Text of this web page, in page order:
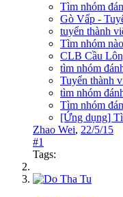
Tìm nhóm
Gò Vấp -
tuyển thành
Tìm nhóm
CLB Cầu
tìm nhóm
Tuyển thành
tìm nhóm
Tìm nhóm
[Ứng dụng]
Zhao Wei, 22/5/15
#1
Tags: